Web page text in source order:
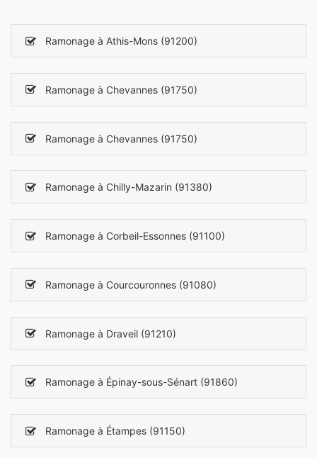
Ramonage à Athis-Mons (91200)
Ramonage à Chevannes (91750)
Ramonage à Chevannes (91750)
Ramonage à Chilly-Mazarin (91380)
Ramonage à Corbeil-Essonnes (91100)
Ramonage à Courcouronnes (91080)
Ramonage à Draveil (91210)
Ramonage à Épinay-sous-Sénart (91860)
Ramonage à Étampes (91150)